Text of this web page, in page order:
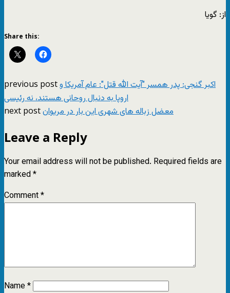
از: گویا
Share this:
previous postاکبر گنجی: پدر همسر "آیت الله قتل": عام آمریکا و
اروپا به دنبال روحانی هستند، نه رئیسی
next postمعضل زباله های شهری این بار در مریوان
Leave a Reply
Your email address will not be published. Required fields are
marked*
Comment*
Name*